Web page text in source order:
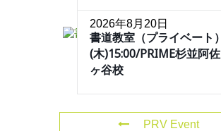
2026年8月20日
書道教室（プライベート）
(木)15:00/PRIME杉並阿佐
ヶ谷校
PRV Event